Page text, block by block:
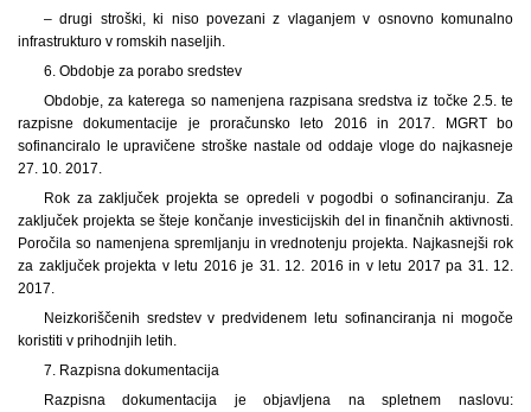
– drugi stroški, ki niso povezani z vlaganjem v osnovno komunalno
infrastrukturo v romskih naseljih.
6. Obdobje za porabo sredstev
Obdobje, za katerega so namenjena razpisana sredstva iz točke 2.5. te
razpisne dokumentacije je proračunsko leto 2016 in 2017. MGRT bo
sofinanciralo le upravičene stroške nastale od oddaje vloge do najkasneje
27. 10. 2017.
Rok za zaključek projekta se opredeli v pogodbi o sofinanciranju. Za
zaključek projekta se šteje končanje investicijskih del in finančnih aktivnosti.
Poročila so namenjena spremljanju in vrednotenju projekta. Najkasnejši rok
za zaključek projekta v letu 2016 je 31. 12. 2016 in v letu 2017 pa 31. 12.
2017.
Neizkoriščenih sredstev v predvidenem letu sofinanciranja ni mogoče
koristiti v prihodnjih letih.
7. Razpisna dokumentacija
Razpisna dokumentacija je objavljena na spletnem naslovu: